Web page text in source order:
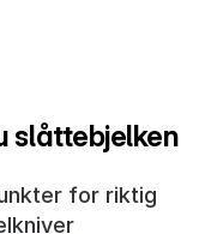
slåttebjelken
for riktig